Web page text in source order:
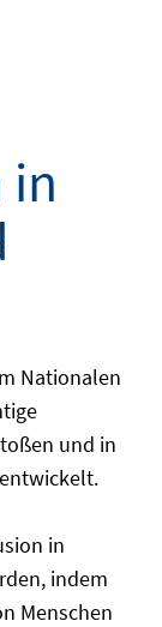
in
Nationalen
und in
in
indem
Menschen